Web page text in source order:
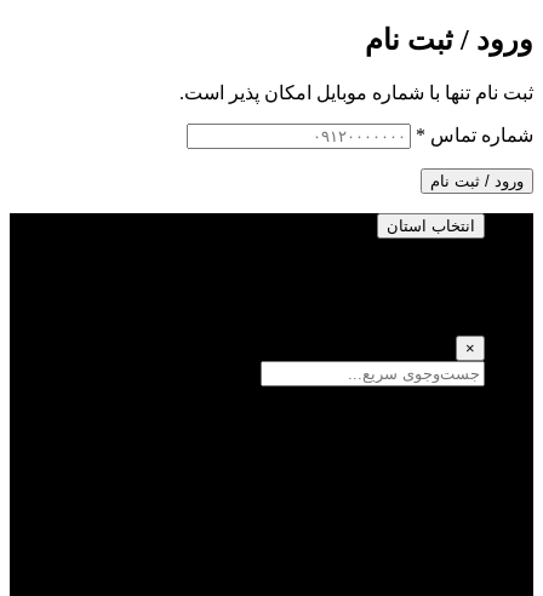
ورود / ثبت نام
ثبت نام تنها با شماره موبایل امکان پذیر است.
شماره تماس *
ورود / ثبت نام
انتخاب استان
×